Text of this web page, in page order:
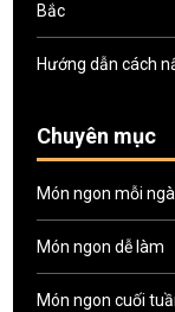
Bắc
Hướng dẫn cách
Chuyên mục
Món ngon mỗi
Món ngon dễ làm
Món ngon cuối